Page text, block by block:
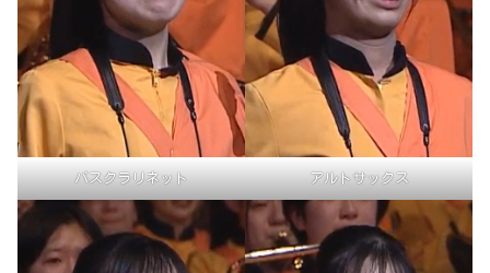
バスクラリネット アルトサックス